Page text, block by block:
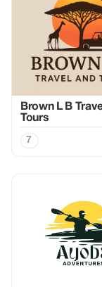
Brown L B
Tours
7